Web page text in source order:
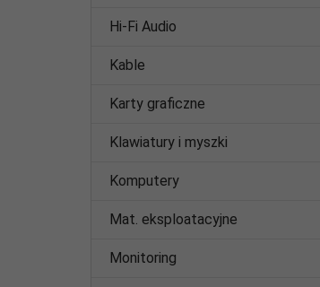
Hi-Fi Audio
Kable
Karty graficzne
Klawiatury i myszki
Komputery
Mat. eksploatacyjne
Monitoring